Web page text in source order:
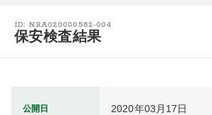
ID: NRA020000582-004
保安検査結果
公開日 2020年03月17日